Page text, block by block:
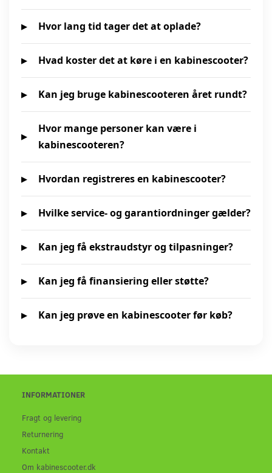
Hvor lang tid tager det at oplade?
Hvad koster det at køre i en kabinescooter?
Kan jeg bruge kabinescooteren året rundt?
Hvor mange personer kan være i
kabinescooteren?
Hvordan registreres en kabinescooter?
Hvilke service- og garantiordninger gælder?
Kan jeg få ekstraudstyr og tilpasninger?
Kan jeg få finansiering eller støtte?
Kan jeg prøve en kabinescooter før køb?
INFORMATIONER
Fragt og levering
Returnering
Kontakt
Om kabinescooter.dk